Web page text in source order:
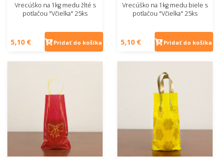
Vrecúško na 1kg medu žlté s
potlačou "Včielka" 25ks
5,10 € Pridať do košíka
Vrecúško na 1kg medu biele s
potlačou "Včielka" 25ks
5,10 € Pridať do košíka